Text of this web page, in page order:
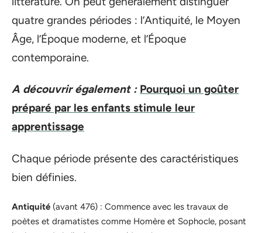
quatre grandes périodes : l’Antiquité, le Moyen
Âge, l’Époque moderne, et l’Époque
contemporaine.
A découvrir également : Pourquoi un goûter
préparé par les enfants stimule leur
apprentissage
Chaque période présente des caractéristiques
bien définies.
Antiquité (avant 476) : Commence avec les travaux de
poètes et dramatistes comme Homère et Sophocle, posant